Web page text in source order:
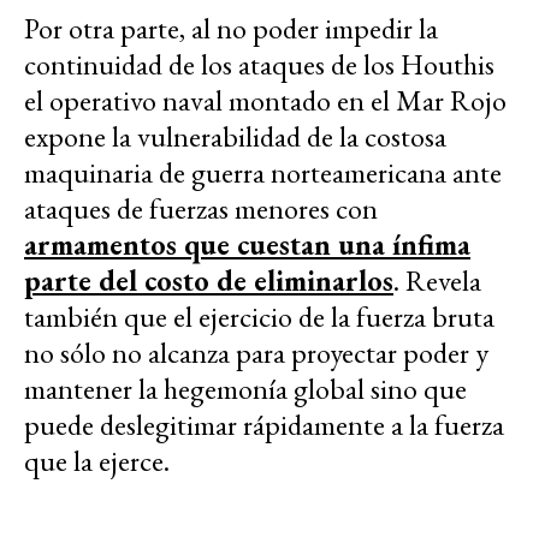
Por otra parte, al no poder impedir la
continuidad de los ataques de los Houthis
el operativo naval montado en el Mar Rojo
expone la vulnerabilidad de la costosa
maquinaria de guerra norteamericana ante
ataques de fuerzas menores con
armamentos que cuestan una ínfima
parte del costo de eliminarlos. Revela
también que el ejercicio de la fuerza bruta
no sólo no alcanza para proyectar poder y
mantener la hegemonía global sino que
puede deslegitimar rápidamente a la fuerza
que la ejerce.